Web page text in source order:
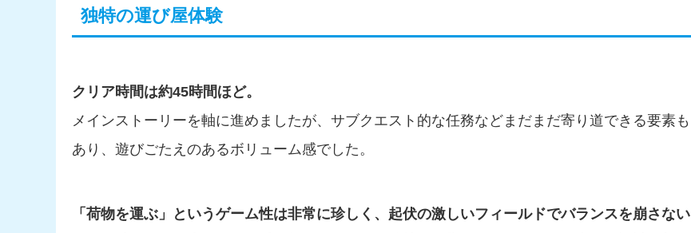
独特の運び屋体験
クリア時間は約45時間ほど。
メインストーリーを軸に進めましたが、サブクエスト的な任務などまだまだ寄り道できる要素も
あり、遊びごたえのあるボリューム感でした。
「荷物を運ぶ」というゲーム性は非常に珍しく、起伏の激しいフィールドでバランスを崩さない